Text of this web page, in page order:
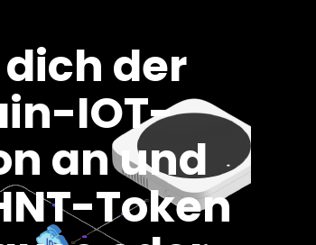
der
IOT-
an und
Token